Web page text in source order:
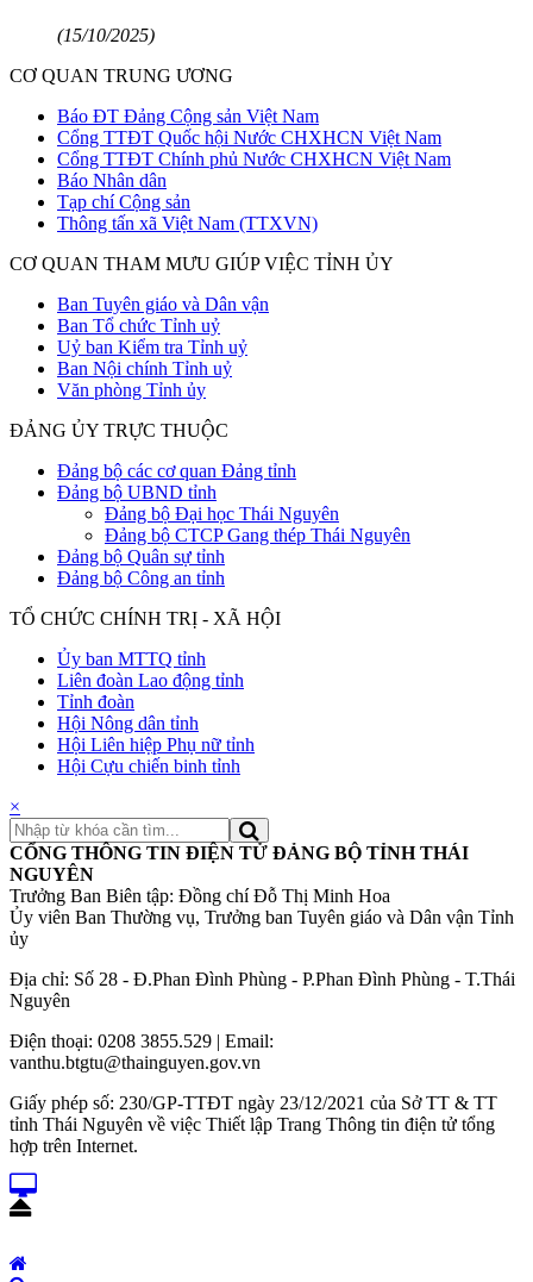
(15/10/2025)
CƠ QUAN TRUNG ƯƠNG
Báo ĐT Đảng Cộng sản Việt Nam
Cổng TTĐT Quốc hội Nước CHXHCN Việt Nam
Cổng TTĐT Chính phủ Nước CHXHCN Việt Nam
Báo Nhân dân
Tạp chí Cộng sản
Thông tấn xã Việt Nam (TTXVN)
CƠ QUAN THAM MƯU GIÚP VIỆC TỈNH ỦY
Ban Tuyên giáo và Dân vận
Ban Tổ chức Tỉnh uỷ
Uỷ ban Kiểm tra Tỉnh uỷ
Ban Nội chính Tỉnh uỷ
Văn phòng Tỉnh ủy
ĐẢNG ỦY TRỰC THUỘC
Đảng bộ các cơ quan Đảng tỉnh
Đảng bộ UBND tỉnh
Đảng bộ Đại học Thái Nguyên
Đảng bộ CTCP Gang thép Thái Nguyên
Đảng bộ Quân sự tỉnh
Đảng bộ Công an tỉnh
TỔ CHỨC CHÍNH TRỊ - XÃ HỘI
Ủy ban MTTQ tỉnh
Liên đoàn Lao động tỉnh
Tỉnh đoàn
Hội Nông dân tỉnh
Hội Liên hiệp Phụ nữ tỉnh
Hội Cựu chiến binh tỉnh
×
CỔNG THÔNG TIN ĐIỆN TỬ ĐẢNG BỘ TỈNH THÁI
NGUYÊN
Trưởng Ban Biên tập: Đồng chí Đỗ Thị Minh Hoa
Ủy viên Ban Thường vụ, Trưởng ban Tuyên giáo và Dân vận Tỉnh
ủy
Địa chỉ: Số 28 - Đ.Phan Đình Phùng - P.Phan Đình Phùng - T.Thái
Nguyên
Điện thoại: 0208 3855.529 | Email:
vanthu.btgtu@thainguyen.gov.vn
Giấy phép số: 230/GP-TTĐT ngày 23/12/2021 của Sở TT & TT
tỉnh Thái Nguyên về việc Thiết lập Trang Thông tin điện tử tổng
hợp trên Internet.